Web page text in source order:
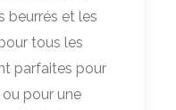
beurrés et les
tous les
parfaites pour
pour une